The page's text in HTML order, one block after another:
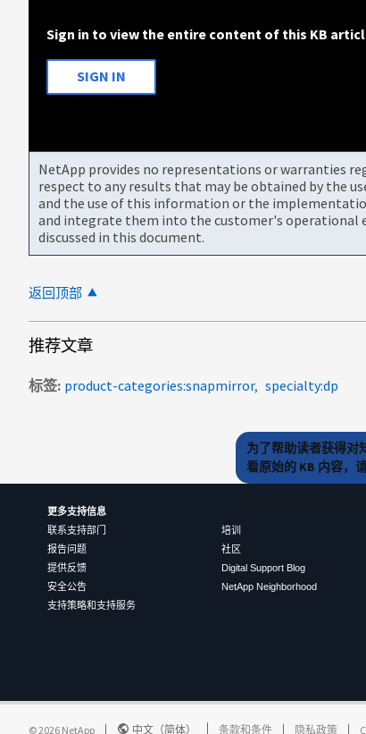
Sign in to view the entire content of this KB
SIGN IN
NetApp provides no representations or warranties
respect to any results that may be obtained by the
and the use of this information or the
and integrate them into the customer's operational
discussed in this document.
返回顶部
推荐文章
标签 product-categories:snapmirror specialty:dp
为了帮助读者获得对
看原始的 KB 内容，
更多支持信息
联系支持部门
报告问题
提供反馈
安全公告
支持策略和支持服务
培训
社区
Digital Support Blog
NetApp Neighborhood
©2026 NetApp 中文（简体） 条款和条件 隐私政策